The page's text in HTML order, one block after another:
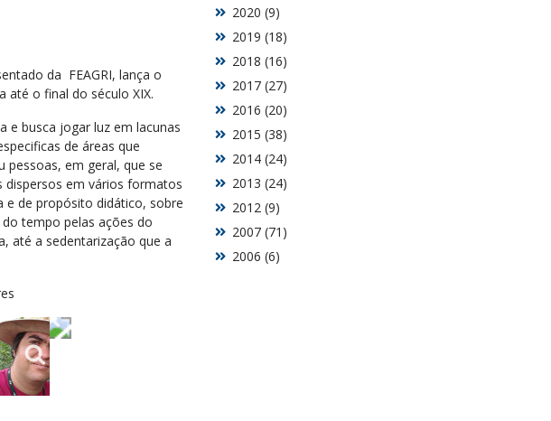
da FEAGRI, lança o
até o final do século XIX.
e busca jogar luz em lacunas
de áreas que
em geral, que se
dispersos em vários formatos
e de propósito didático, sobre
tempo pelas ações do
até a sedentarização que a
2006 (6)
2007 (71)
2012 (9)
2013 (24)
2014 (24)
2015 (38)
2016 (20)
2017 (27)
2018 (16)
2019 (18)
2020 (9)